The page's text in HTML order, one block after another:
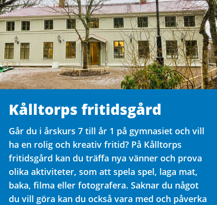
Kålltorps fritidsgård
Går du i årskurs 7 till år 1 på gymnasiet och vill
ha en rolig och kreativ fritid? På Kålltorps
fritidsgård kan du träffa nya vänner och prova
olika aktiviteter, som att spela spel, laga mat,
baka, filma eller fotografera. Saknar du något
du vill göra kan du också vara med och påverka